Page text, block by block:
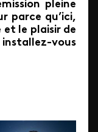
pleine
parce qu’ici,
et le plaisir de
vous